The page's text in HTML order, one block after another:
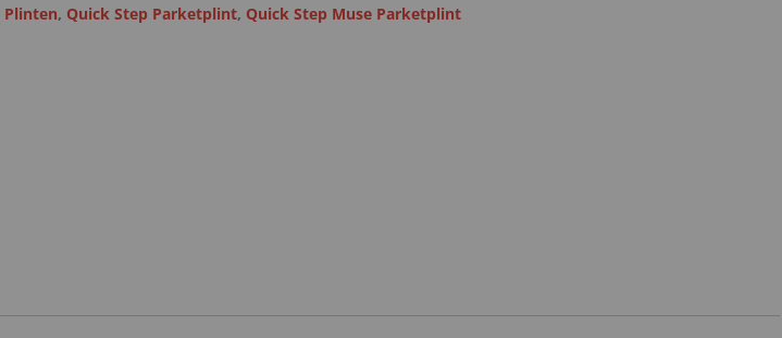
Plinten, Quick Step Parketplint, Quick Step Muse Parketplint